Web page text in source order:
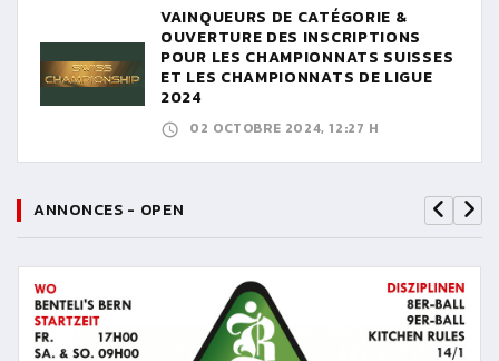
VAINQUEURS DE CATÉGORIE &
OUVERTURE DES INSCRIPTIONS
POUR LES CHAMPIONNATS SUISSES
ET LES CHAMPIONNATS DE LIGUE
2024
02 OCTOBRE 2024, 12:27 H
ANNONCES - OPEN